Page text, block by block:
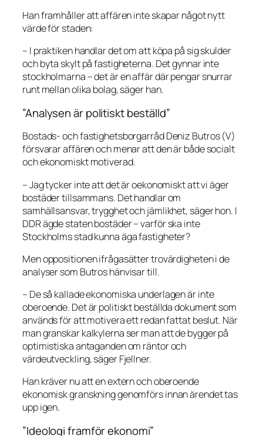
Han framhåller att affären inte skapar något nytt
värde för staden:
– I praktiken handlar det om att köpa på sig skulder
och byta skylt på fastigheterna. Det gynnar inte
stockholmarna – det är en affär där pengar snurrar
runt mellan olika bolag, säger han.
”Analysen är politiskt beställd”
Bostads- och fastighetsborgarråd Deniz Butros (V)
försvarar affären och menar att den är både socialt
och ekonomiskt motiverad.
– Jag tycker inte att det är oekonomiskt att vi äger
bostäder tillsammans. Det handlar om
samhällsansvar, trygghet och jämlikhet, säger hon. I
DDR ägde staten bostäder – varför ska inte
Stockholms stad kunna äga fastigheter?
Men oppositionen ifrågasätter trovärdigheten i de
analyser som Butros hänvisar till.
– De så kallade ekonomiska underlagen är inte
oberoende. Det är politiskt beställda dokument som
används för att motivera ett redan fattat beslut. När
man granskar kalkylerna ser man att de bygger på
optimistiska antaganden om räntor och
värdeutveckling, säger Fjellner.
Han kräver nu att en extern och oberoende
ekonomisk granskning genomförs innan ärendet tas
upp igen.
”Ideologi framför ekonomi”